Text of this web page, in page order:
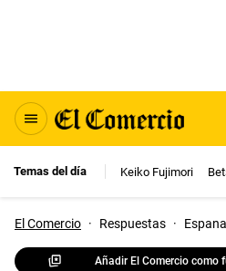
Temas del día Keiko Fujimori
El Comercio · Respuestas · Espana
Añadir El Comercio como